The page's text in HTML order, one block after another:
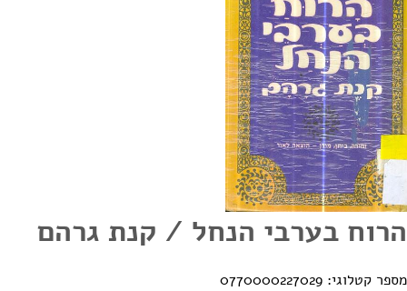
הרוח בערבי הנחל / קנת גרהם
מספר קטלוגי: 0770000227029